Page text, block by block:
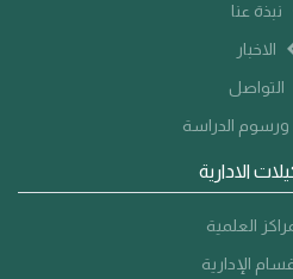
نبذة عنا
الاخبار
التواصل
الدراسة
الادارية
العلمية
الإدارية